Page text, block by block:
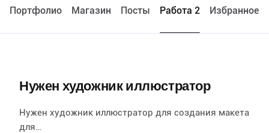
Портфолио Maгазин Посты Работа 2 Избранное 0
Нужен художник иллюстратор
Нужен художник иллюстратор для создания макета
для…